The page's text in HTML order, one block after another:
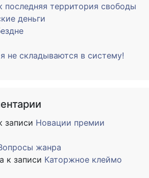
последняя территория свободы
деньги
не складываются в систему!
записи Новации премии
жанра
к записи Каторжное клеймо